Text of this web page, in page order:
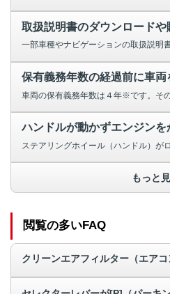
取扱説明書のダウンロードや
保有義務年数の経過前に車両
ハンドルが動かずエンジンを
もっと
閲覧の多いFAQ
クリーンエアフィルター（エアコ